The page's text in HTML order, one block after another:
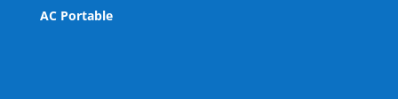
AC Portable